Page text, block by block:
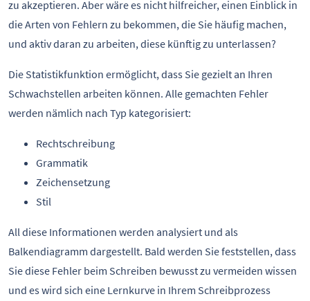
zu akzeptieren. Aber wäre es nicht hilfreicher, einen Einblick in
die Arten von Fehlern zu bekommen, die Sie häufig machen,
und aktiv daran zu arbeiten, diese künftig zu unterlassen?
Die Statistikfunktion ermöglicht, dass Sie gezielt an Ihren
Schwachstellen arbeiten können. Alle gemachten Fehler
werden nämlich nach Typ kategorisiert:
Rechtschreibung
Grammatik
Zeichensetzung
Stil
All diese Informationen werden analysiert und als
Balkendiagramm dargestellt. Bald werden Sie feststellen, dass
Sie diese Fehler beim Schreiben bewusst zu vermeiden wissen
und es wird sich eine Lernkurve in Ihrem Schreibprozess